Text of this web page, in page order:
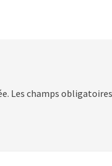
Les champs